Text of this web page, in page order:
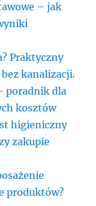
– jak
Praktyczny
kanalizacji.
poradnik dla
kosztów
higieniczny
zakupie
produktów?